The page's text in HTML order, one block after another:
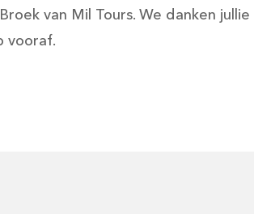
van Mil Tours. We danken jullie
vooraf.